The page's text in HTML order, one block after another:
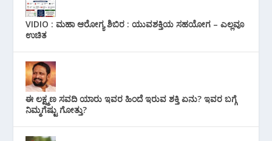
VIDIO : ಮಹಾ ಆರೋಗ್ಯ ಶಿಬಿರ : ಯುವಶಕ್ತಿಯ ಸಹಯೋಗ – ಎಲ್ಲವೂ
ಉಚಿತ
ಈ ಲಕ್ಷ್ಮಣ ಸವದಿ ಯಾರು ಇವರ ಹಿಂದೆ ಇರುವ ಶಕ್ತಿ ಏನು? ಇವರ ಬಗ್ಗೆ
ನಿಮ್ಮಗೆಷ್ಟು ಗೋತ್ತು?